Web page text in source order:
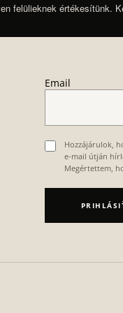
felülieknek értékesítünk.
Email
Hozzájárulok,
e-mail útján
Megértettem,